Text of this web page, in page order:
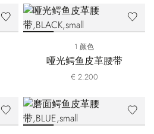
1 颜色
哑光鳄鱼皮革腰带
€ 2.200